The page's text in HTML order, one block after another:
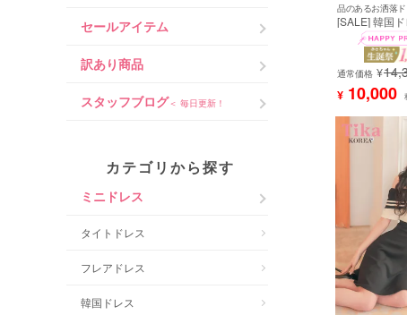
セールアイテム
訳あり商品
スタッフブログ＜ 毎日更新！
カテゴリから探す
ミニドレス
タイトドレス
フレアドレス
韓国ドレス
品のあるお洒落
[SALE] 韓国
ス 袖あり パ
ーン ニット
ト 黒 キャバ
着用) [tk-
通常価格 ¥
¥ 10,000